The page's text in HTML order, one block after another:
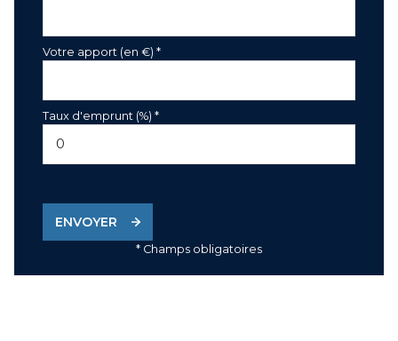
Votre apport (en €) *
Taux d'emprunt (%) *
ENVOYER
* Champs obligatoires